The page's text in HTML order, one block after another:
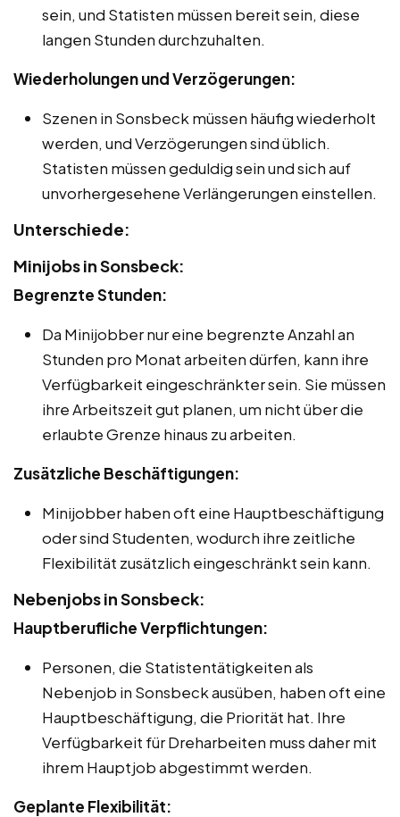
sein, und Statisten müssen bereit sein, diese
langen Stunden durchzuhalten.
Wiederholungen und Verzögerungen:
Szenen in Sonsbeck müssen häufig wiederholt
werden, und Verzögerungen sind üblich.
Statisten müssen geduldig sein und sich auf
unvorhergesehene Verlängerungen einstellen.
Unterschiede:
Minijobs in Sonsbeck:
Begrenzte Stunden:
Da Minijobber nur eine begrenzte Anzahl an
Stunden pro Monat arbeiten dürfen, kann ihre
Verfügbarkeit eingeschränkter sein. Sie müssen
ihre Arbeitszeit gut planen, um nicht über die
erlaubte Grenze hinaus zu arbeiten.
Zusätzliche Beschäftigungen:
Minijobber haben oft eine Hauptbeschäftigung
oder sind Studenten, wodurch ihre zeitliche
Flexibilität zusätzlich eingeschränkt sein kann.
Nebenjobs in Sonsbeck:
Hauptberufliche Verpflichtungen:
Personen, die Statistentätigkeiten als
Nebenjob in Sonsbeck ausüben, haben oft eine
Hauptbeschäftigung, die Priorität hat. Ihre
Verfügbarkeit für Dreharbeiten muss daher mit
ihrem Hauptjob abgestimmt werden.
Geplante Flexibilität: